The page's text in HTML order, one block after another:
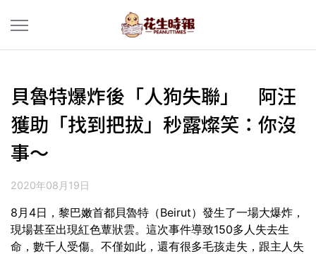
貝魯特爆炸後「人狗失聯」 阿汪
獲助「找到把拔」秒露燦笑：你沒
事～
2020年08月19日
8月4日，黎巴嫩首都貝魯特（Beirut）發生了一場大爆炸，
現場甚至出現紅色蕈狀雲。這次事件導致150多人失去生
命，數千人受傷。不僅如此，還有很多毛孩走失，跟主人失